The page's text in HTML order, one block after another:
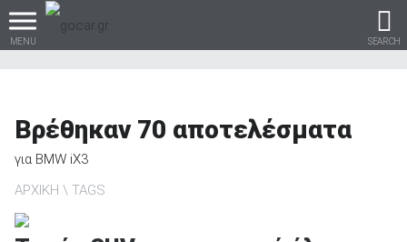
MENU SEARCH
Βρες τα πάντα για το
Βρέθηκαν 70 αποτελέσματα
για BMW iX3
ΑΡΧΙΚΗ
TAGS